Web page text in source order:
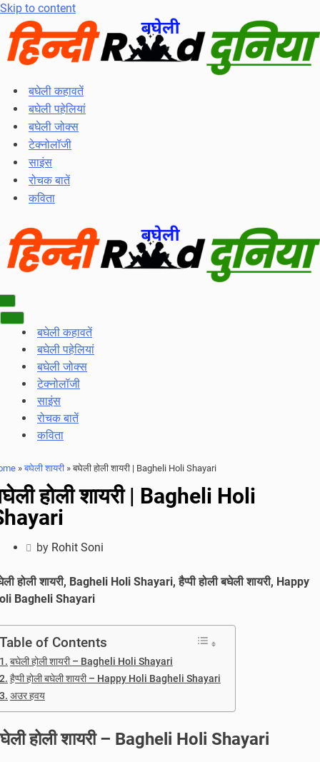
Skip to content
बघेली कहावतें
बघेली पहेलियां
बघेली जोक्स
टेक्नोलॉजी
साइंस
रोचक बातें
कविता
Navigation
Menu
Navigation
Menuबघेली कहावतें
बघेली पहेलियां
बघेली जोक्स
टेक्नोलॉजी
साइंस
रोचक बातें
कविता
» बघेली शायरी » बघेली होली शायरी | Bagheli Holi Shayari
होली शायरी | Bagheli Holi
by Rohit Soni
होली शायरी, Bagheli Holi Shayari, हैप्पी होली बघेली शायरी, Happy
Bagheli Shayari
Table of Contents
बघेली होली शायरी – Bagheli Holi Shayari
हैप्पी होली बघेली शायरी – Happy Holi Bagheli Shayari
अउर हवय
होली शायरी – Bagheli Holi Shayari